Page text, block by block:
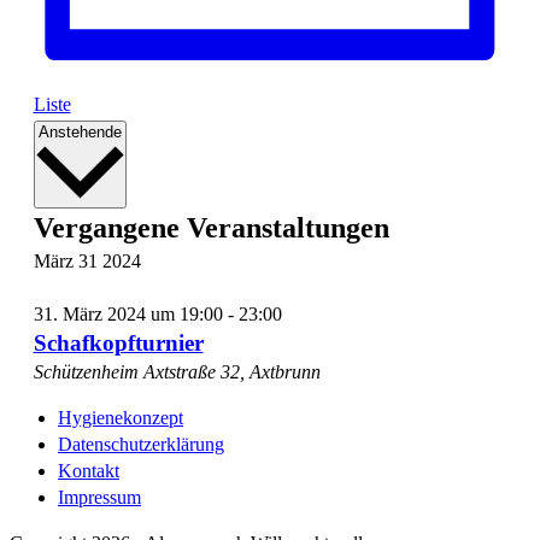
Liste
Anstehende Datum
Vergangene Veranstaltungen
März 31 2024
31. März 2024 um 19:00- 23:00
Schafkopfturnier
Schützenheim Axtstraße 32, Axtbrunn
Hygienekonzept
Datenschutzerklärung
Kontakt
Impressum